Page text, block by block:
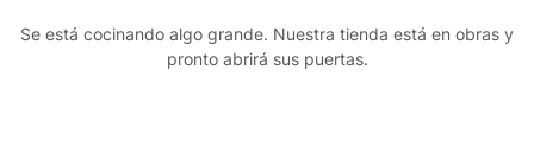
Se está cocinando algo grande. Nuestra tienda está en obras y
pronto abrirá sus puertas.